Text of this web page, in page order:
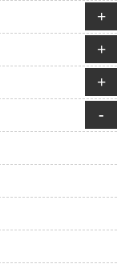
+
+
+
-